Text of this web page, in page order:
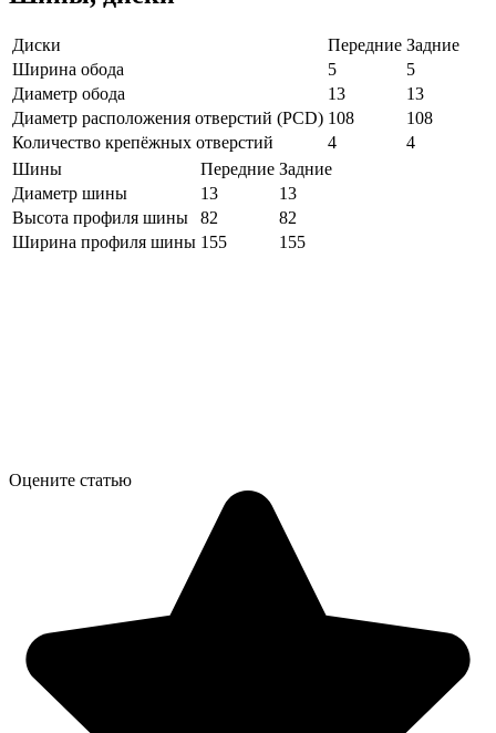
Диски Передние Задние
Ширина обода
5
5
Диаметр обода
13
13
Диаметр расположения отверстий (PCD) 108
108
Количество крепёжных отверстий
4
4
Шины
Передние Задние
Диаметр шины
13
13
Высота профиля шины
82
82
Ширина профиля шины 155 155
Оцените статью